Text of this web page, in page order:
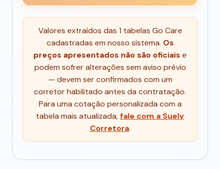
Valores extraídos das 1 tabelas Go Care
cadastradas em nosso sistema. Os
preços apresentados não são oficiais e
podem sofrer alterações sem aviso prévio
— devem ser confirmados com um
corretor habilitado antes da contratação.
Para uma cotação personalizada com a
tabela mais atualizada,fale com a Suely
Corretora.